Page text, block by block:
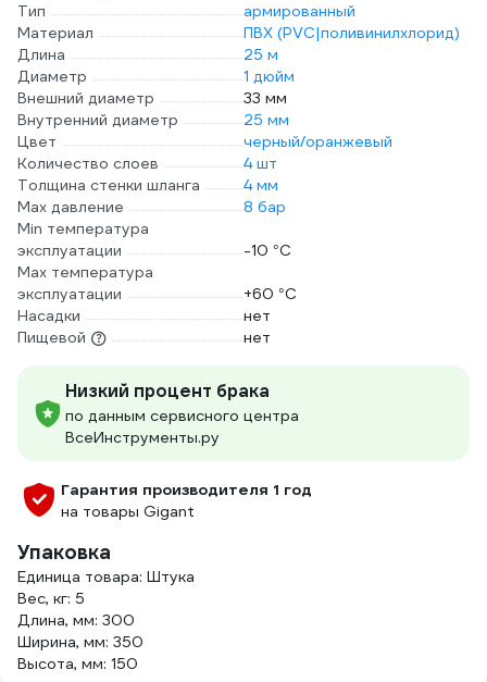
Тип
армированный
Материал
ПВХ (PVC|поливинилхлорид)
Длина
25 м
Диаметр
1 дюйм
Внешний диаметр
33 мм
Внутренний диаметр
25 мм
Цвет
черный/оранжевый
Количество слоев
4 шт
Толщина стенки шланга
4 мм
Max давление
8 бар
Min температура
эксплуатации
-10 °С
Мах температура
эксплуатации
+60 °С
Насадки
нет
Пищевой
нет
Низкий процент брака
по данным сервисного центра
ВсеИнструменты.ру
Гарантия производителя 1 год
на товары Gigant
Упаковка
Единица товара: Штука
Вес, кг: 5
Длина, мм: 300
Ширина, мм: 350
Высота, мм: 150